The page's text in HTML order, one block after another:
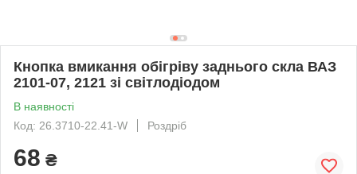
Кнопка вмикання обігріву заднього скла ВАЗ
2101-07, 2121 зі світлодіодом
В наявності
Код: 26.3710-22.41-W
Роздріб
68 ₴